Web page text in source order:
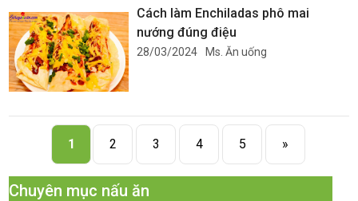
Cách làm Enchiladas phô mai
nướng đúng điệu
28/03/2024 Ms. Ăn uống
1 2 3 4 5 »
Chuyên mục nấu ăn